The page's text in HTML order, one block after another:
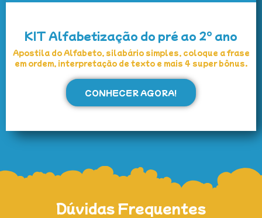
KIT Alfabetização do pré ao 2° ano
Apostila do Alfabeto, silabário simples, coloque a frase
em ordem, interpretação de texto e mais 4 super bônus.
CONHECER AGORA!
Dúvidas Frequentes